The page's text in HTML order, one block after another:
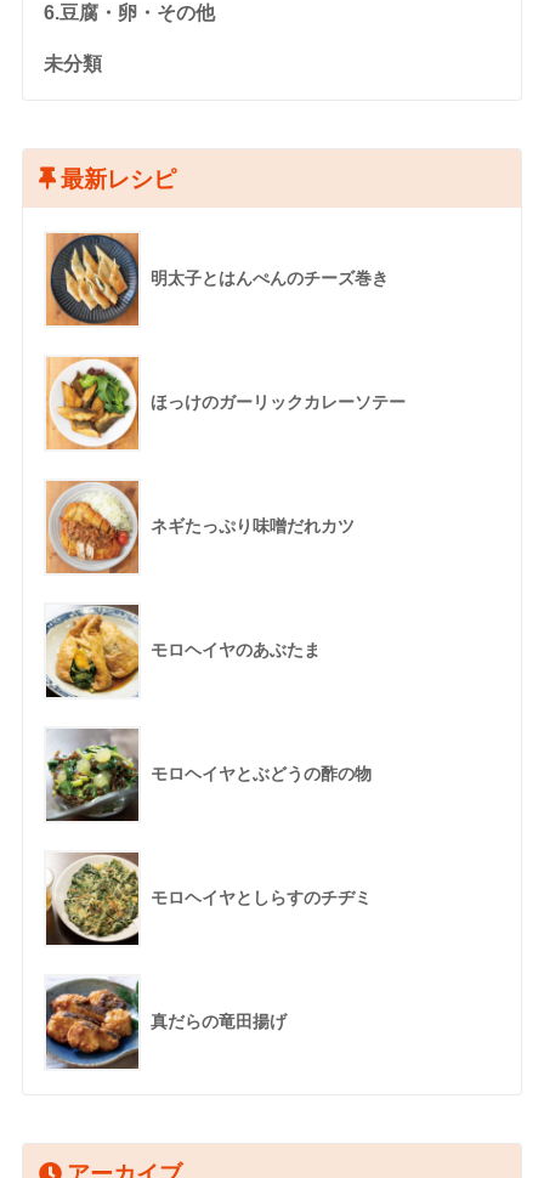
6.豆腐・卵・その他
未分類
最新レシピ
明太子とはんぺんのチーズ巻き
ほっけのガーリックカレーソテー
ネギたっぷり味噌だれカツ
モロヘイヤのあぶたま
モロヘイヤとぶどうの酢の物
モロヘイヤとしらすのチヂミ
真だらの竜田揚げ